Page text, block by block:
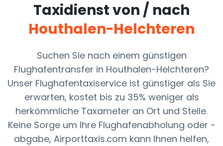
Taxidienst von / nach
Houthalen-Helchteren
Suchen Sie nach einem günstigen
Flughafentransfer in Houthalen-Helchteren?
Unser Flughafentaxiservice ist günstiger als Sie
erwarten, kostet bis zu 35% weniger als
herkömmliche Taxameter an Ort und Stelle.
Keine Sorge um Ihre Flughafenabholung oder -
abgabe, Airporttaxis.com kann Ihnen helfen,